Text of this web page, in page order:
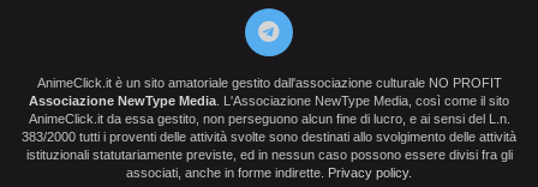
AnimeClick.it è un sito amatoriale gestito dall'associazione culturale NO PROFIT
Associazione NewType Media . L'Associazione NewType Media, così come il sito
AnimeClick.it da essa gestito, non perseguono alcun fine di lucro, e ai sensi del L.n.
383/2000 tutti i proventi delle attività svolte sono destinati allo svolgimento delle attività
istituzionali statutariamente previste, ed in nessun caso possono essere divisi fra gli
associati, anche in forme indirette. Privacy policy.